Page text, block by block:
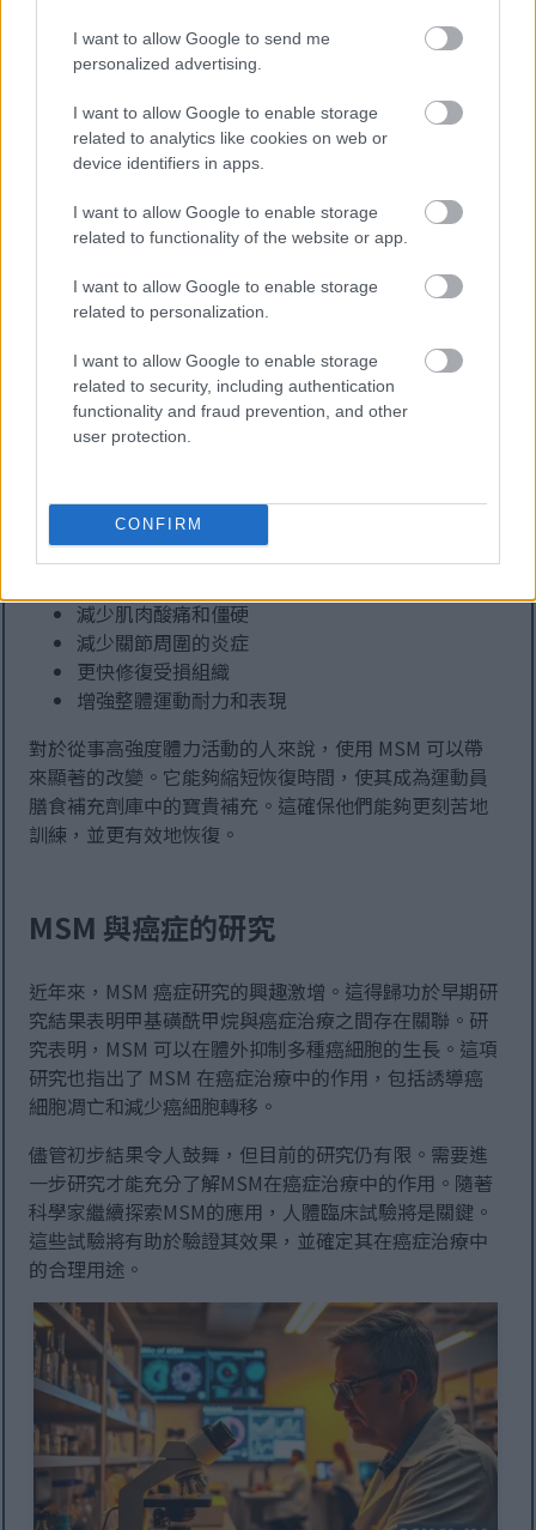
I want to allow Google to send me
personalized advertising.
I want to allow Google to enable storage
related to analytics like cookies on web or
device identifiers in apps.
I want to allow Google to enable storage
related to functionality of the website or app.
I want to allow Google to enable storage
related to personalization.
I want to allow Google to enable storage
related to security, including authentication
functionality and fraud prevention, and other
user protection.
CONFIRM
MSM 的局部應用已顯示出顯著改善膚質和外觀的效果。
使用者經常反映整體皮膚健康狀況有所改善，這歸功於
MSM 的變革性功效。 MSM 在護膚產品中的日益普及，
證明了其有效性以及在美容行業日益增長的吸引力。
使用 MSM 進行運動恢復
將甲基磺酰甲烷納入運動員的日常運動中，可顯著增強
MSM的運動恢復。臨床試驗表明，這種天然化合物能夠
有效緩解肌肉酸痛，並最大程度地減少高強度訓練後的
氧化壓力。運動員經常面臨恢復時間過長的挑戰，而
MSM可以幫助緩解這個問題。
研究表明，甲基磺酰基甲烷有助於運動員透過消炎和支
夠更快地恢復最佳狀態。
MSM 與身體機能相關的一些值得注意的好處包括：
減少肌肉酸痛和僵硬
減少關節周圍的炎症
更快修復受損組織
增強整體運動耐力和表現
對於從事高強度體力活動的人來說，使用 MSM 可以帶
來顯著的改變。它能夠縮短恢復時間，使其成為運動員
膳食補充劑庫中的寶貴補充。這確保他們能夠更刻苦地
訓練，並更有效地恢復。
MSM 與癌症的研究
近年來，MSM 癌症研究的興趣激增。這得歸功於早期研
究結果表明甲基磺酰甲烷與癌症治療之間存在關聯。研
究表明，MSM 可以在體外抑制多種癌細胞的生長。這項
研究也指出了 MSM 在癌症治療中的作用，包括誘導癌
細胞凋亡和減少癌細胞轉移。
儘管初步結果令人鼓舞，但目前的研究仍有限。需要進
一步研究才能充分了解MSM在癌症治療中的作用。隨著
科學家繼續探索MSM的應用，人體臨床試驗將是關鍵。
這些試驗將有助於驗證其效果，並確定其在癌症治療中
的合理用途。